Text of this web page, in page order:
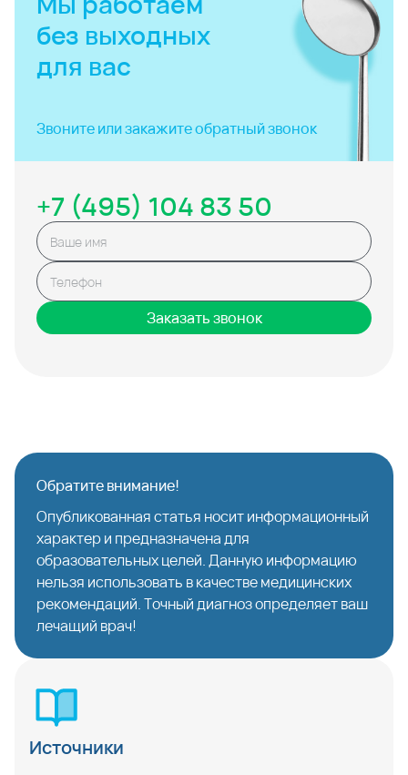
без выходных
для вас
Звоните или закажитеобратный звонок
+7 (495) 104 83 50
Заказать звонок
Обратите внимание!
Опубликованная статья носит информационный
характер и предназначена для
образовательных целей. Данную информацию
нельзя использовать в качестве медицинских
рекомендаций. Точный диагноз определяет ваш
лечащий врач!
Источники